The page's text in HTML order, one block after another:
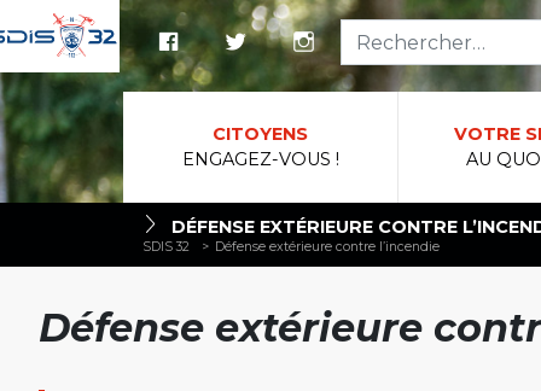
CITOYENS
ENGAGEZ-VOUS !
VOTRE
AU
DÉFENSE EXTÉRIEURE CONTRE
SDIS 32 > Défense extérieure contre l’incendie
Défense extérieure